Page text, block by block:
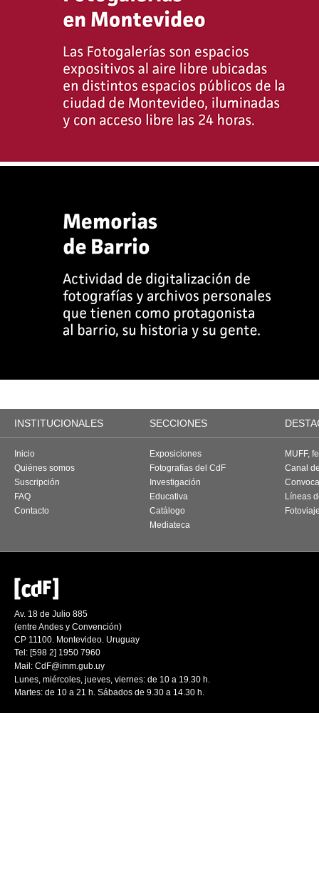
INSTITUCIONALES SECCIONES
Inicio
Quiénes somos
Suscripción
FAQ
Contacto
Exposiciones
Fotografías del CdF
Investigación
Educativa
Catálogo
Mediateca
MUFF,
Canal
Líneas
Av. 18 de Julio 885
(entre Andes y Convención)
CP 11100. Montevideo. Uruguay
Tel: [598 2] 1950 7960
Mail: CdF@imm.gub.uy
Lunes, miércoles, jueves, viernes: de 10 a 19.30 h.
Martes: de 10 a 21 h. Sábados de 9.30 a 14.30 h.